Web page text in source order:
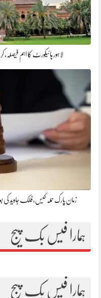
لاہور ہائیکورٹ کا اہم
زمان پارک حملہ کیس،فلک جاوید
ہمارا فیس بک پیج
ہمارا فیس بک پیج